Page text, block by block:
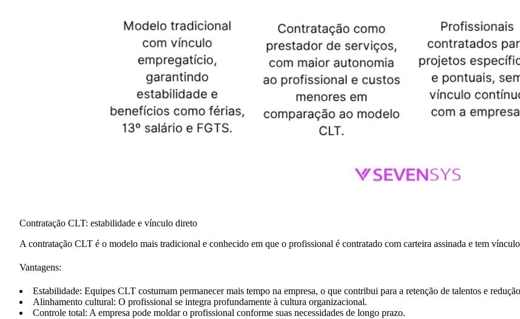
Contratação CLT: estabilidade e vínculo direto
A contratação CLT é o modelo mais tradicional e conhecido em que o profissional é contratado com carteira assinada e tem
Vantagens:
Estabilidade: Equipes CLT costumam permanecer mais tempo na empresa, o que contribui para a retenção de talentos e
Alinhamento cultural: O profissional se integra profundamente à cultura organizacional.
Controle total: A empresa pode moldar o profissional conforme suas necessidades de longo prazo.